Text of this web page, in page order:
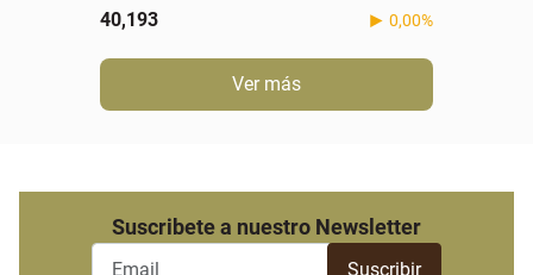
40,193 0,00%
Ver más
Suscribete a nuestro Newsletter